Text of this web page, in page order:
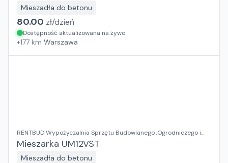
Mieszadła do betonu
80.00 zł/dzień
Dostępność aktualizowana na żywo
+177 km Warszawa
RENTBUD Wypożyczalnia Sprzętu Budowlanego ,Ogrodniczego i
Elektronarzędzi
Mieszarka UM12VST
Mieszadła do betonu